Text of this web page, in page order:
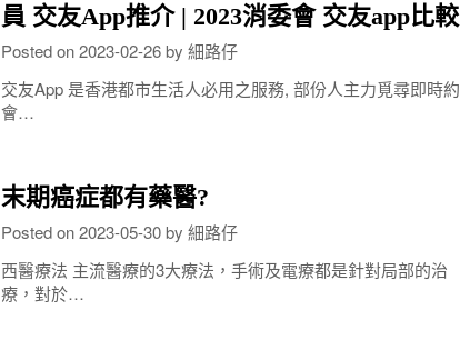
員 交友App推介 | 2023消委會 交友app比較
Posted on2023-02-26by 細路仔
交友App 是香港都市生活人必用之服務, 部份人主力覓尋即時約
會…
末期癌症都有藥醫?
Posted on2023-05-30by 細路仔
西醫療法 主流醫療的3大療法，手術及電療都是針對局部的治
療，對於…